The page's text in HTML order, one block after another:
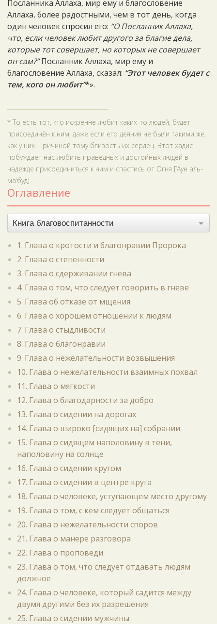
Посланника Аллаха, мир ему и благословение
Аллаха, более радостными, чем в тот день, когда
один человек спросил его: “О Посланник Аллаха,
что, если человек любит другого за благие дела,
которые тот совершает, но которых не совершает
он сам?”Посланник Аллаха, мир ему и
благословение Аллаха, сказал: “Этот человек будет с
тем, кого он любит”*».
* То есть тот, кто искренне любит каких-то людей, будет
присоединён к ним, даже если его деяния не были такими же,
как у них. Причиной тому близость их сердец. Этот хадис
побуждает нас любить праведных и достойных людей в
надежде присоединиться к ним и спастись от Огня [‘Аун аль-
ма‘буд].
Оглавление
Книга благовоспитанности
1. Глава о кротости и благонравии Пророка
2. Глава о степенности
3. Глава о сдерживании гнева
4. Глава о том, что следует говорить в гневе
5. Глава об отказе от мщения
6. Глава о хорошем отношении к людям
7. Глава о стыдливости
8. Глава о благонравии
9. Глава о нежелательности возвышения
10. Глава о нежелательности взаимных похвал
11. Глава о мягкости
12. Глава о благодарности за добро
13. Глава о сидении на дорогах
14. Глава о широко [сидящих на] собрании
15. Глава о сидящем наполовину в тени,
наполовину на солнце
16. Глава о сидении кругом
17. Глава о сидении в центре круга
18. Глава о человеке, уступающем место другому
19. Глава о том, с кем следует общаться
20. Глава о нежелательности споров
21. Глава о манере разговора
22. Глава о проповеди
23. Глава о том, что следует отдавать людям
должное
24. Глава о человеке, который садится между
двумя другими без их разрешения
25. Глава о сидении мужчины